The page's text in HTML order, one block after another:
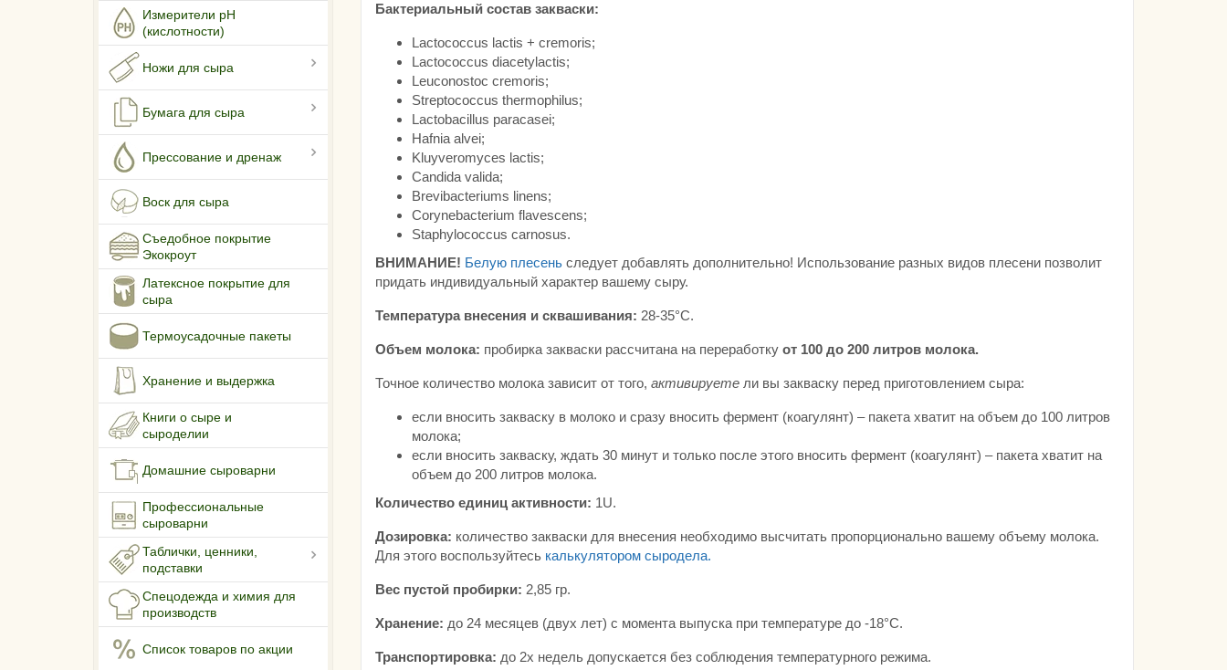
Измерители pH
(кислотности)
Ножи для сыра
Бумага для сыра
Прессование и дренаж
Воск для сыра
Съедобное покрытие
Экокроут
Латексное покрытие для
сыра
Термоусадочные пакеты
Хранение и выдержка
Книги о сыре и
сыроделии
Домашние сыроварни
Профессиональные
сыроварни
Таблички, ценники,
подставки
Спецодежда и химия для
производств
Список товаров по акции
Бактериальный состав закваски:
Lactococcus lactis + cremoris;
Lactococcus diacetylactis;
Leuconostoc crеmoris;
Streptococcus thermophilus;
Lactobacillus paracasei;
Hafnia alvei;
Kluyveromyces lactis;
Candida valida;
Brevibacteriums linens;
Corynebacterium flavescens;
Staphylococcus carnosus.
ВНИМАНИЕ! Белую плесеньследует добавлять дополнительно! Использование разных видов плесени позволит
придать индивидуальный характер вашему сыру.
Температура внесения и сквашивания: 28-35°C.
Объем молока: пробирка закваски рассчитана на переработку от 100 до 200 литров молока.
Точное количество молока зависит от того, активируетели вы закваску перед приготовлением сыра:
если вносить закваску в молоко и сразу вносить фермент (коагулянт) – пакета хватит на объем до 100 литров
молока;
если вносить закваску, ждать 30 минут и только после этого вносить фермент (коагулянт) – пакета хватит на
объем до 200 литров молока.
Количество единиц активности: 1U.
Дозировка: количество закваски для внесения необходимо высчитать пропорционально вашему объему молока.
Для этого воспользуйтесь калькулятором сыродела.
Вес пустой пробирки: 2,85 гр.
Хранение: до 24 месяцев (двух лет) с момента выпуска при температуре до -18°С.
Транспортировка: до 2х недель допускается без соблюдения температурного режима.